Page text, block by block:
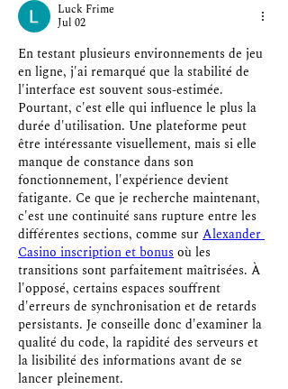
Luck Frime
Jul 02
En testant plusieurs environnements de jeu
en ligne, j'ai remarqué que la stabilité de
l'interface est souvent sous-estimée.
Pourtant, c'est elle qui influence le plus la
durée d'utilisation. Une plateforme peut
être intéressante visuellement, mais si elle
manque de constance dans son
fonctionnement, l'expérience devient
fatigante. Ce que je recherche maintenant,
c'est une continuité sans rupture entre les
différentes sections, comme sur Alexander
Casino inscription et bonus où les
transitions sont parfaitement maîtrisées. À
l'opposé, certains espaces souffrent
d'erreurs de synchronisation et de retards
persistants. Je conseille donc d'examiner la
qualité du code, la rapidité des serveurs et
la lisibilité des informations avant de se
lancer pleinement.